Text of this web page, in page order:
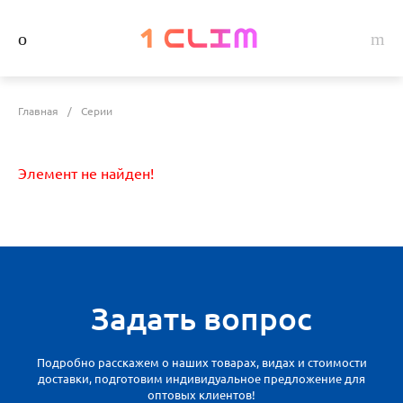
Главная / Серии
Элемент не найден!
Задать вопрос
Подробно расскажем о наших товарах, видах и стоимости
доставки, подготовим индивидуальное предложение для
оптовых клиентов!